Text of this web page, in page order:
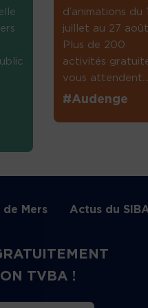
d’animations du 1
juillet au 27 août.
Plus de 200
activités
vous attendent....
#Audenge
de Mers Actus du
TVBA !